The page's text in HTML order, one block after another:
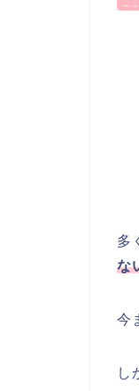
多
な
今
し